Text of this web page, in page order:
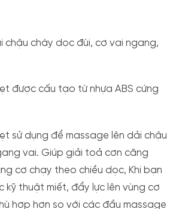
chậu chày dọc đùi, cơ vai ngang,
được cấu tạo từ nhựa ABS cứng
sử dụng để massage lên dải chậu
vai. Giúp giải toả cơn căng
cơ chạy theo chiều dọc, Khi bạn
kỹ thuật miết, đẩy lực lên vùng cơ
hợp hơn so với các đầu massage